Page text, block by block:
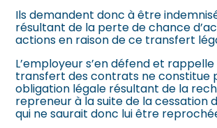
Ils demandent donc à être
résultant de la perte de chance
actions en raison de ce transfert
L’employeur s’en défend et
transfert des contrats ne constitue
obligation légale résultant de la
repreneur à la suite de la cessation
qui ne saurait donc lui être